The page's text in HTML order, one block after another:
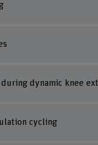
dynamic knee
cycling